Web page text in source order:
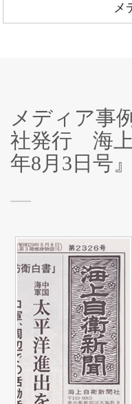
メ
メディア事
社発行 海
年8月3日号